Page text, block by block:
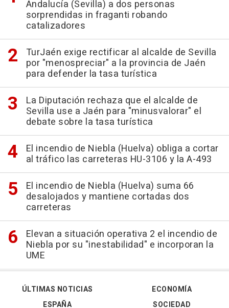
Andalucía (Sevilla) a dos personas
sorprendidas in fraganti robando
catalizadores
TurJaén exige rectificar al alcalde de Sevilla
por "menospreciar" a la provincia de Jaén
para defender la tasa turística
La Diputación rechaza que el alcalde de
Sevilla use a Jaén para "minusvalorar" el
debate sobre la tasa turística
El incendio de Niebla (Huelva) obliga a cortar
al tráfico las carreteras HU-3106 y la A-493
El incendio de Niebla (Huelva) suma 66
desalojados y mantiene cortadas dos
carreteras
Elevan a situación operativa 2 el incendio de
Niebla por su "inestabilidad" e incorporan la
UME
ÚLTIMAS NOTICIAS
ESPAÑA
ECONOMÍA
SOCIEDAD